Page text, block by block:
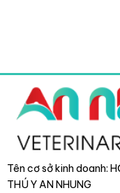
Tên cơ sở kinh doanh:
THÚ Y AN NHUNG